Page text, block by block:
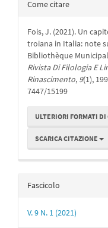
Come citare
Fois, J. (2021). Un
troiana in Italia: note
Bibliothèque
Rivista Di Filologia E
Rinascimento, 9(1),
7447/15199
ULTERIORI FORMATI
SCARICA CITAZIONE
Fascicolo
V. 9 N. 1 (2021)